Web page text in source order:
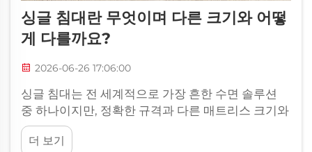
싱글 침대란 무엇이며 다른 크기와 어떻
게 다를까요?
2026-06-26 17:06:00
싱글 침대는 전 세계적으로 가장 흔한 수면 솔루션
중 하나이지만, 정확한 규격과 다른 매트리스 크기와
의 차이에 대해 혼란이 빈번하게 발생합니다. 싱글
침대를 정의하는 요소를 이해하는 것은 인테리어를
더 보기